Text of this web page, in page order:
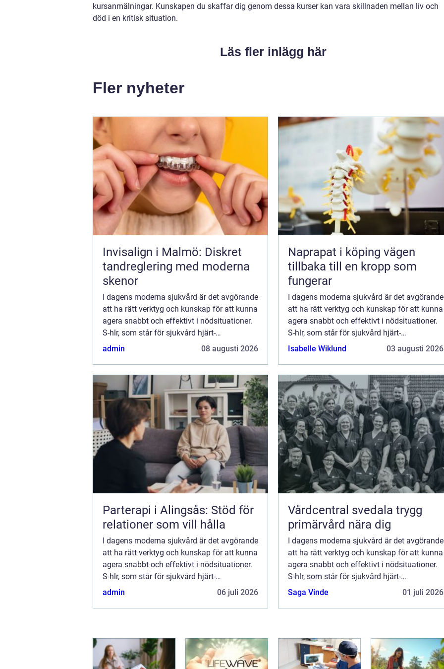
kursanmälningar. Kunskapen du skaffar dig genom dessa kurser kan vara skillnaden mellan liv och
död i en kritisk situation.
Läs fler inlägg här
Fler nyheter
Invisalign i Malmö: Diskret
tandreglering med moderna
skenor
I dagens moderna sjukvård är det avgörande
att ha rätt verktyg och kunskap för att kunna
agera snabbt och effektivt i nödsituationer.
S-hlr, som står för sjukvård hjärt-
lungräddning, är u...
admin 08 augusti 2026
Naprapat i köping vägen
tillbaka till en kropp som
fungerar
I dagens moderna sjukvård är det avgörande
att ha rätt verktyg och kunskap för att kunna
agera snabbt och effektivt i nödsituationer.
S-hlr, som står för sjukvård hjärt-
lungräddning, är u...
Isabelle Wiklund 03 augusti 2026
Parterapi i Alingsås: Stöd för
relationer som vill hålla
I dagens moderna sjukvård är det avgörande
att ha rätt verktyg och kunskap för att kunna
agera snabbt och effektivt i nödsituationer.
S-hlr, som står för sjukvård hjärt-
lungräddning, är u...
admin 06 juli 2026
Vårdcentral svedala trygg
primärvård nära dig
I dagens moderna sjukvård är det avgörande
att ha rätt verktyg och kunskap för att kunna
agera snabbt och effektivt i nödsituationer.
S-hlr, som står för sjukvård hjärt-
lungräddning, är u...
Saga Vinde 01 juli 2026